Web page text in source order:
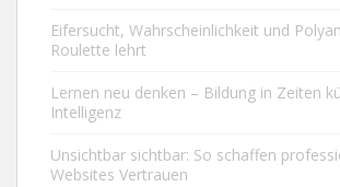
Eifersucht, Wahrscheinlichkeit und
Roulette lehrt
Lernen neu denken – Bildung in Zeiten
Intelligenz
Unsichtbar sichtbar: So schaffen
Websites Vertrauen